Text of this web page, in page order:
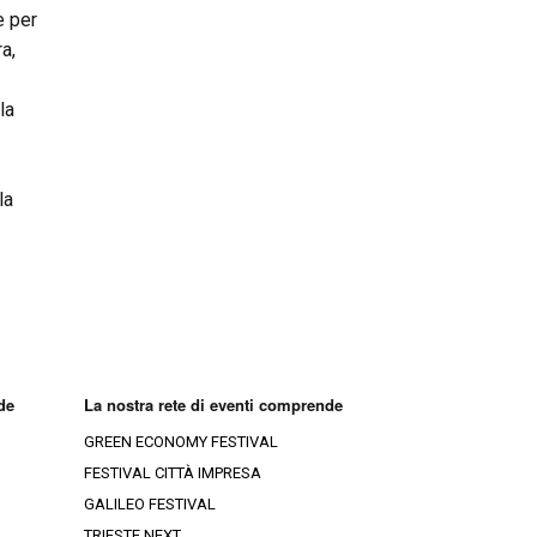
per
La nostra rete di eventi comprende
GREEN ECONOMY FESTIVAL
FESTIVAL CITTÀ IMPRESA
GALILEO FESTIVAL